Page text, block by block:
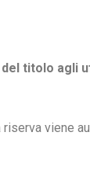
titolo agli
viene